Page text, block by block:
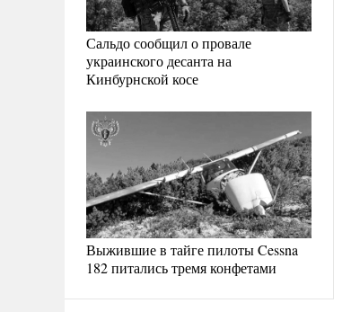
Сальдо сообщил о провале
украинского десанта на
Кинбурнской косе
Выжившие в тайге пилоты Cessna
182 питались тремя конфетами